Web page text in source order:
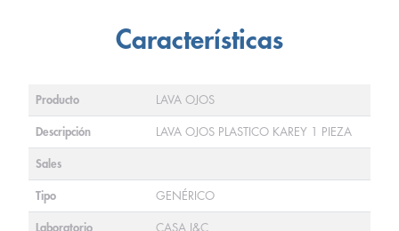
Características
Producto LAVA OJOS
Descripción LAVA OJOS PLASTICO KAREY 1 PIEZA
Sales
Tipo GENÉRICO
Laboratorio CASA I&C